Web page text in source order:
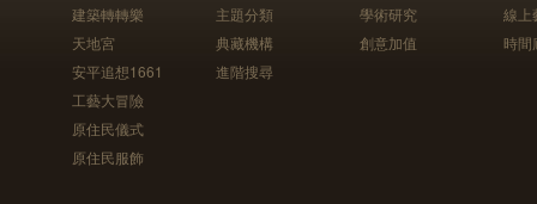
建築轉轉樂
天地宮
安平追想1661
工藝大冒險
原住民儀式
原住民服飾
主題分類
典藏機構
進階搜尋
學術研究
創意加值
線上
時間